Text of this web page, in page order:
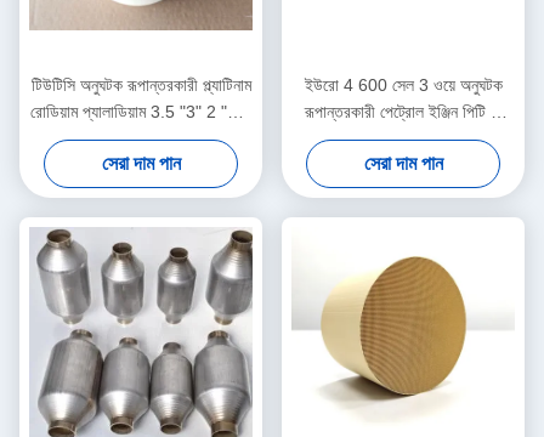
টিউটিসি অনুঘটক রূপান্তরকারী প্ল্যাটিনাম
রোডিয়াম প্যালাডিয়াম 3.5 "3" 2 "2.5
ইঞ্চি 200 সেল অনুঘটক রূপান্তরকারী
সেরা দাম পান
ইউরো 4 600 সেল 3 ওয়ে অনুঘটক
রূপান্তরকারী পেট্রোল ইঞ্জিন পিটি পি
আর আর মেটালিক
সেরা দাম পান